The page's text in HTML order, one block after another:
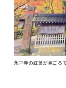
永平寺の紅葉が見ごろ